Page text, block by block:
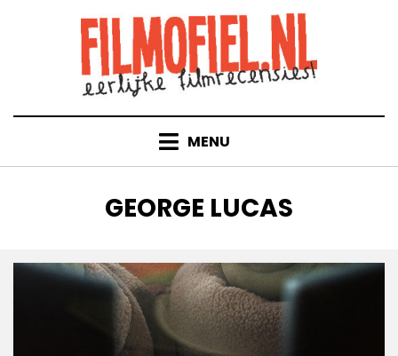
MENU
TAG
:
GEORGE LUCAS